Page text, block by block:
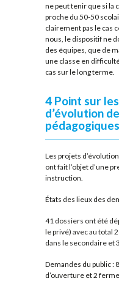
ne peut tenir que si la
proche du 50-50
clairement pas le cas
nous, le dispositif ne
des équipes, que de
une classe en
cas sur le long terme.
4 Point sur
d’évolution
pédagogiques
Les projets
ont fait l’objet d’une
instruction.
États des lieux des
41 dossiers ont été
le privé) avec au total
dans le secondaire et 3
Demandes du public :
d’ouverture et 2